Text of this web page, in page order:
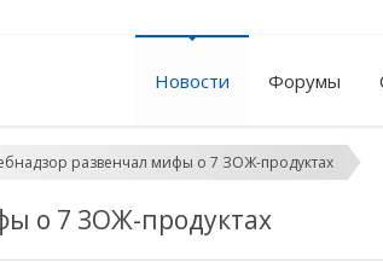
Новости Форумы
развенчал мифы о 7 ЗОЖ-продуктах
о 7 ЗОЖ-продуктах